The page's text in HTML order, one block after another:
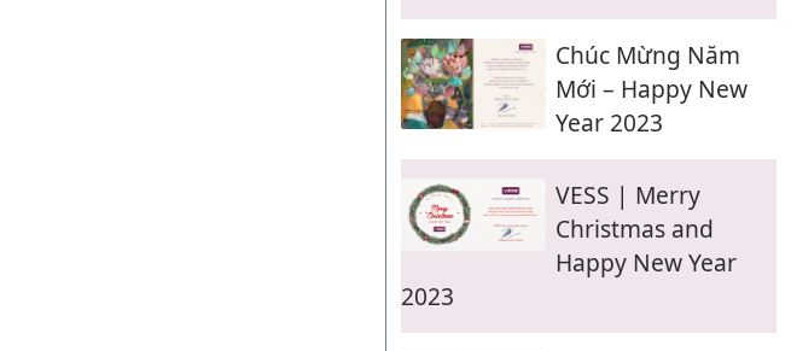
Chúc Mừng Năm
Mới – Happy New
Year 2023
VESS | Merry
Christmas and
Happy New Year
2023